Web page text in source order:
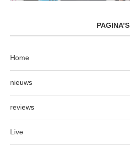
PAGINA’S
Home
nieuws
reviews
Live